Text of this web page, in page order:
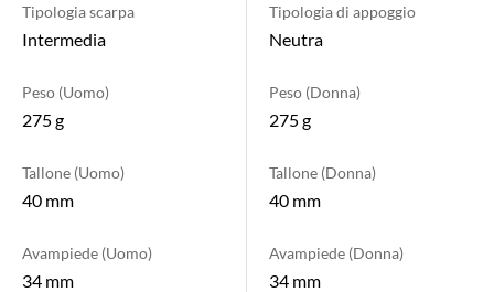
Tipologia scarpa
Intermedia
Tipologia di appoggio
Neutra
Peso (Uomo)
275 g
Peso (Donna)
275 g
Tallone (Uomo)
40 mm
Tallone (Donna)
40 mm
Avampiede (Uomo)
34 mm
Avampiede (Donna)
34 mm